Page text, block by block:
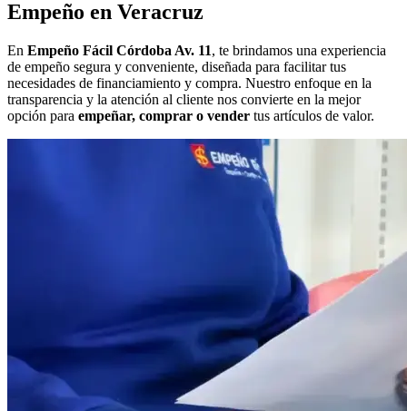
Empeño en Veracruz
En Empeño Fácil Córdoba Av. 11, te brindamos una experiencia
de empeño segura y conveniente, diseñada para facilitar tus
necesidades de financiamiento y compra. Nuestro enfoque en la
transparencia y la atención al cliente nos convierte en la mejor
opción para empeñar, comprar o vender tus artículos de valor.